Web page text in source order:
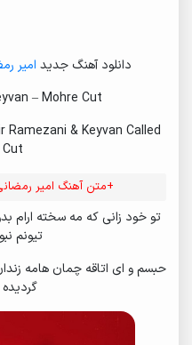
دانلود آهنگ جدید امیر
– Mohre Cut
Ramezani & Keyvan Called
+متن آهنگ امیر
تو خود زانی که مه سخته ارام
تیونم
حبسم و ای اتاقه چمان هامه